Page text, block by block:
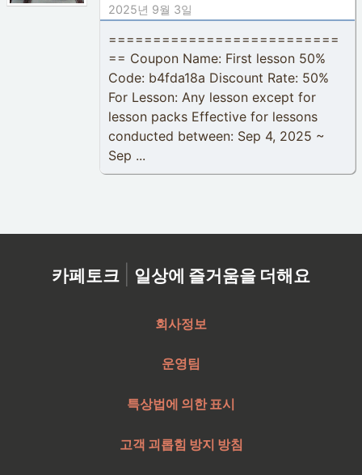
2025년 9월 3일
==========================
== Coupon Name: First lesson 50%
Code: b4fda18a Discount Rate: 50%
For Lesson: Any lesson except for
lesson packs Effective for lessons
conducted between: Sep 4, 2025 ~
Sep ...
카페토크 | 일상에 즐거움을 더해요
회사정보
운영팀
특상법에 의한 표시
고객 괴롭힘 방지 방침